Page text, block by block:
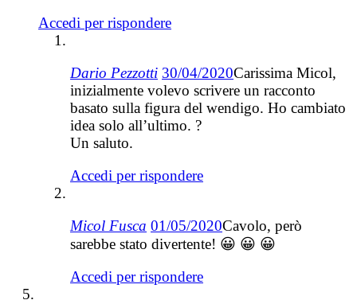
Accedi per rispondere
Dario Pezzotti 30/04/2020Carissima Micol,
inizialmente volevo scrivere un racconto
basato sulla figura del wendigo. Ho cambiato
idea solo all’ultimo. ?
Un saluto.
Accedi per rispondere
Micol Fusca 01/05/2020Cavolo, però
sarebbe stato divertente! 😀 😀 😀
Accedi per rispondere